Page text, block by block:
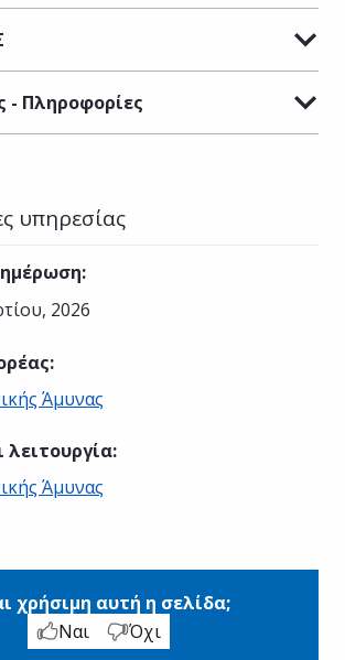
- Πληροφορίες
υπηρεσίας
:
2026
:
Άμυνας
:
Άμυνας
χρήσιμη αυτή η σελίδα;
Ναι
Όχι